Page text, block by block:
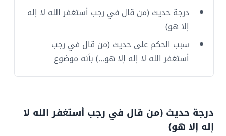
درجة حديث (من قال في رجب أستغفر الله لا إله
إلا هو)
سبب الحكم على حديث (من قال في رجب
أستغفر الله لا إله إلا هو...) بأنه موضوع
درجة حديث (من قال في رجب أستغفر الله لا
إله إلا هو)